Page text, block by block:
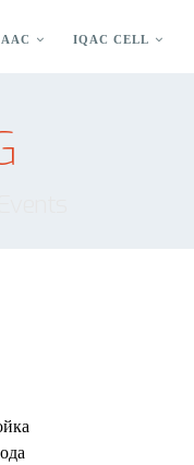
IQAC CELL